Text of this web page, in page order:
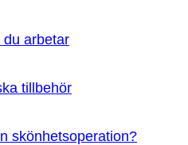
du arbetar
tillbehör
skönhetsoperation?